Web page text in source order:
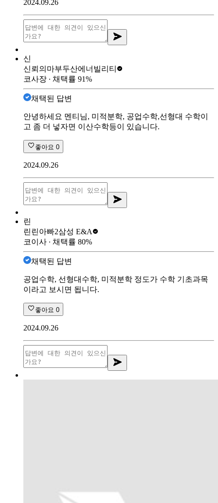
2024.09.26
신
신뢰의마부두산에너빌리티
코사장 ∙ 채택률 91%
채택된 답변
안녕하세요 멘티님, 미적분학, 공업수학,선형대 수학이
고 좀 더 넣자면 이산수학등이 있습니다.
좋아요 0
2024.09.26
린
린린아빠2삼성 E&A
코이사 ∙ 채택률 80%
채택된 답변
공업수학, 선형대수학, 미적분학 정도가 수학 기초과목
이라고 보시면 됩니다.
좋아요 0
2024.09.26